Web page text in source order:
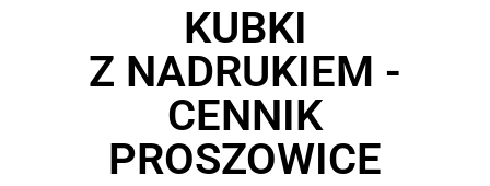
KUBKI
Z NADRUKIEM -
CENNIK
PROSZOWICE